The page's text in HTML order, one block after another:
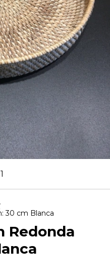
1
30 cm Blanca
Redonda